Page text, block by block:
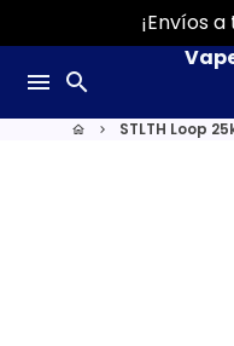
directamente
contenido
¡Envíos
menu search
home keyboard_arrow_right STLTH Loop